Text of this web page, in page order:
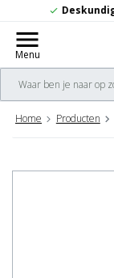
menu
Menu
Home Producten